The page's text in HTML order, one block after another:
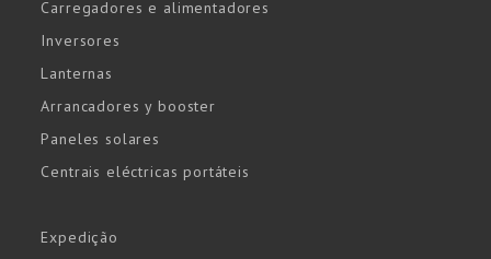
Carregadores e alimentadores
Inversores
Lanternas
Arrancadores y booster
Paneles solares
Centrais eléctricas portáteis
Expedição